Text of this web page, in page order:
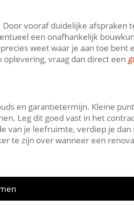
vooraf duidelijke afspraken
een onafhankelijk
weet waar je aan toe bent
oplevering, vraag dan direct een
en garantietermijn.​ Kleine
Leg dit goed vast in het
van je leefruimte, verdiep je dan
te zijn over wanneer een